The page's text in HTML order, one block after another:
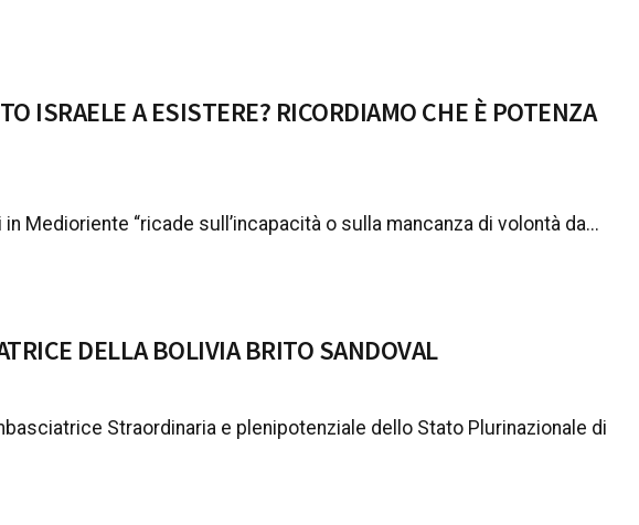
ISRAELE A ESISTERE? RICORDIAMO CHE È POTENZA
Medioriente “ricade sull’incapacità o sulla mancanza di volontà da...
DELLA BOLIVIA BRITO SANDOVAL
Straordinaria e plenipotenziale dello Stato Plurinazionale di